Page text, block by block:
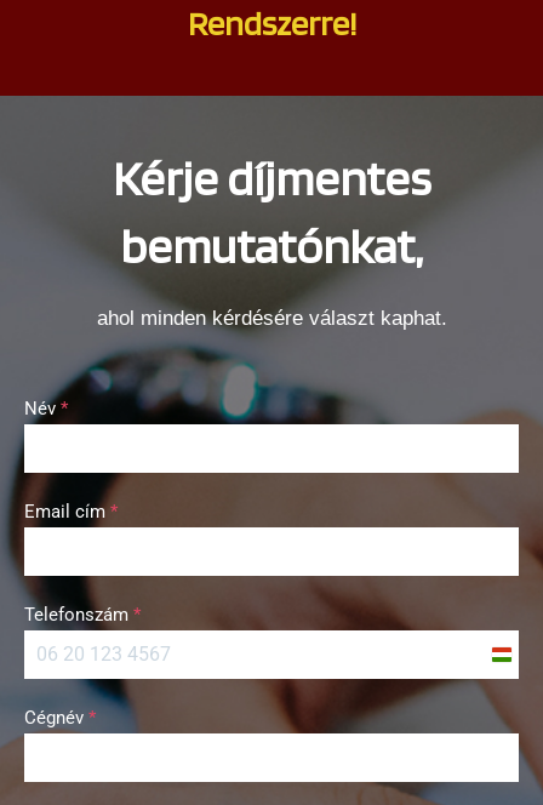
Rendszerre!
Kérje díjmentes
bemutatónkat,
ahol minden kérdésére választ kaphat.
Név *
Email cím *
Telefonszám *
H
n
a
Cégnév *